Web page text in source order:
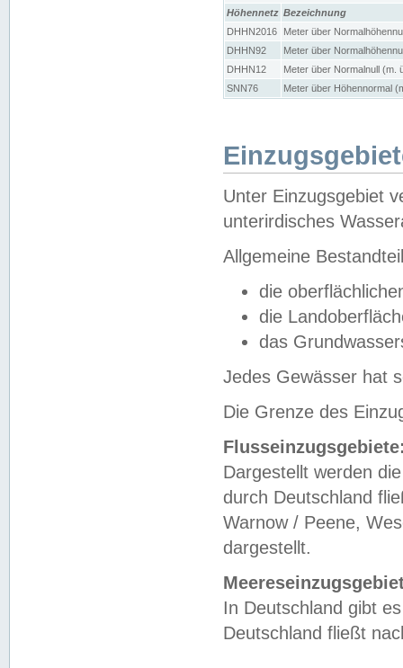
Höhennetz Bezeichnung
DHHN2016
Meter über
DHHN92
Meter über
DHHN12
Meter über Normalnull (m.
SNN76
Meter über Höhennormal
Unter Einzugsgebiet
unterirdisches
Allgemeine
die
die
das
Jedes Gewässer hat
Die Grenze des
Dargestellt werden
durch Deutschland
Warnow / Peene,
dargestellt.
In Deutschland gibt
Deutschland fließt